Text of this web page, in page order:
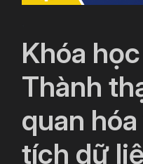
Khóa
Thành
quan
tích dữ